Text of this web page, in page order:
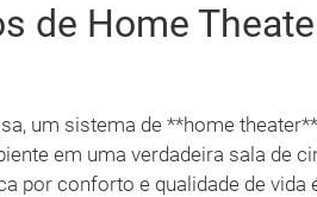
de Home
um sistema de **home
em uma verdadeira sala de
por conforto e qualidade de vida